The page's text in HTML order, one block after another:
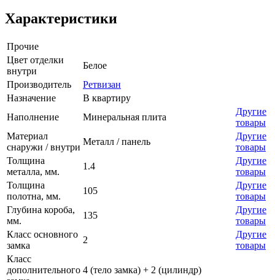
Характеристики
Прочие
Цвет отделки
внутри
Белое
Производитель
Ретвизан
Назначение
В квартиру
Наполнение
Минеральная плита
Другие
товары
Материал
снаружи / внутри
Металл / панель
Другие
товары
Толщина
металла, мм.
1.4
Другие
товары
Толщина
полотна, мм.
105
Другие
товары
Глубина короба,
мм.
135
Другие
товары
Класс основного
замка
2
Другие
товары
Класс
дополнительного 4 (тело замка) + 2 (цилиндр)